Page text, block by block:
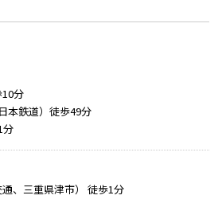
分
本鉄道）徒歩49分
分
、三重県津市） 徒歩1分